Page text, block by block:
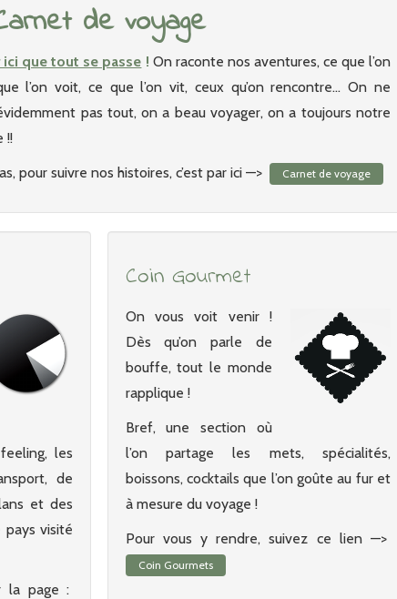
de voyage
ici que tout se passe ! On raconte nos aventures, ce que l’on
l’on voit, ce que l’on vit, ceux qu’on rencontre… On ne
pas tout, on a beau voyager, on a toujours notre
!!
pour suivre nos histoires, c’est par ici —>
Carnet de voyage
les
de
et des
pays visité
la page :
Coin Gourmet
On vous voit venir !
Dès qu’on parle de
bouffe, tout le monde
rapplique !
Bref, une section où
l’on partage les mets, spécialités,
boissons, cocktails que l’on goûte au fur et
à mesure du voyage !
Pour vous y rendre, suivez ce lien —>
Coin Gourmets